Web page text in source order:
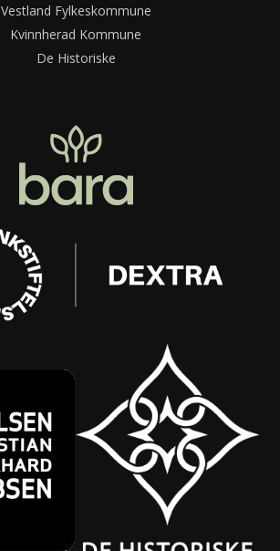
Vestland Fylkeskommune
Kvinnherad Kommune
De Historiske